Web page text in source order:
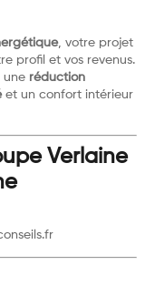
, votre projet
profil et vos revenus.
une réduction
et un confort intérieur
Verlaine